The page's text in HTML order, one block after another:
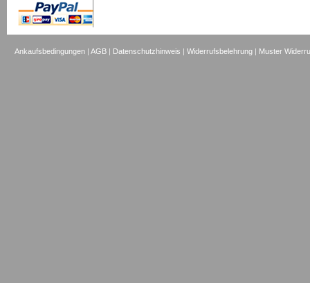
Ankaufsbedingungen |AGB | Datenschutzhinweis |Widerrufsbelehrung | Muster